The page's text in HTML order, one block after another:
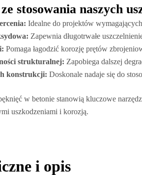
stosowania naszych
Idealne do projektów
Zapewnia długotrwałe
Pomaga łagodzić korozję prętów
strukturalnej: Zapobiega dalszej
konstrukcji: Doskonale nadaje się do
w betonie stanowią kluczowe
uszkodzeniami i korozją.
i opis